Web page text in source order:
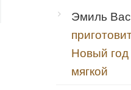
Эмиль
Новый год
мягкой